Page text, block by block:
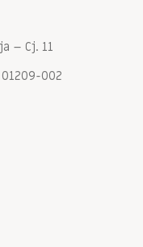
– Cj. 11
002